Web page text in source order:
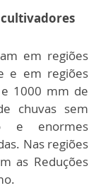
cultivadores
em regiões
e em regiões
1000 mm de
chuvas sem
e enormes
Nas regiões
as Reduções